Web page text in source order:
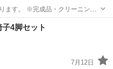
リーニング
時間差で売切れている場合もあ
Broyhill
4脚セット
7月12日